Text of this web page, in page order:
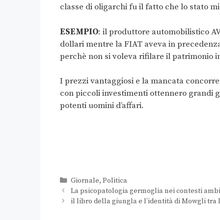
classe di oligarchi fu il fatto che lo stato
ESEMPIO: il produttore automobilistico
dollari mentre la FIAT aveva in
perchè non si voleva rifilare il patrimonio
I prezzi vantaggiosi e la mancata
con piccoli investimenti ottennero grandi
potenti uomini d’affari.
Giornale, Politica
La psicopatologia germoglia nei contesti
il libro della giungla e l’identità di Mowgli